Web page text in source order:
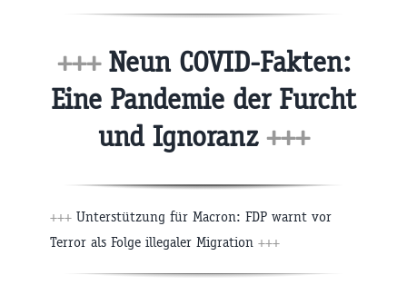
+++Neun COVID-Fakten:
Eine Pandemie der Furcht
und Ignoranz +++
+++ Unterstützung für Macron: FDP warnt vor
Terror als Folge illegaler Migration +++